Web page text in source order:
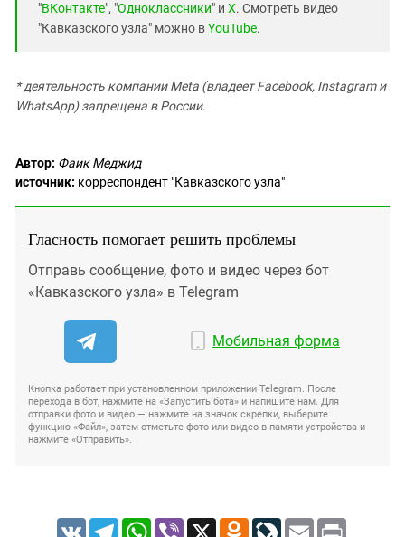
"ВКонтакте", "Одноклассники" и X. Смотреть видео
"Кавказского узла" можно вYouTube.
* деятельность компании Meta (владеет Facebook, Instagram и
WhatsApp) запрещена в России.
Автор: Фаик Меджид
источник: корреспондент "Кавказского узла"
Гласность помогает решить проблемы
Отправь сообщение, фото и видео через бот
«Кавказского узла» в Telegram
Мобильная форма
Кнопка работает при установленном приложении Telegram. После
перехода в бот, нажмите на «Запустить бота» и напишите нам. Для
отправки фото и видео — нажмите на значок скрепки, выберите
функцию «Файл», затем отметьте фото или видео в памяти устройства и
нажмите «Отправить».
VK TelegramWhatsApp
Viber X Odnoklassniki
LiveJournal
Email Print